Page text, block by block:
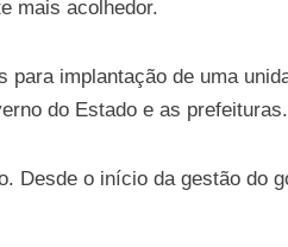
mais acolhedor.
implantação de uma
do Estado e as prefeituras.
Desde o início da gestão do